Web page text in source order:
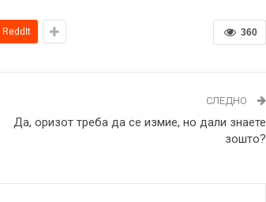
360
ReddIt
СЛЕДНО
Да, оризот треба да се измие, но дали знаете
зошто?